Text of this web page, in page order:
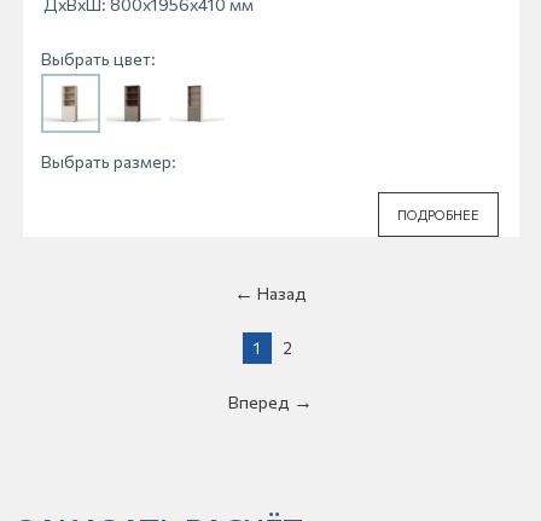
ДхВхШ: 800x1956x410 мм
Выбрать цвет:
Выбрать размер:
ПОДРОБНЕЕ
Назад
1 2
Вперед